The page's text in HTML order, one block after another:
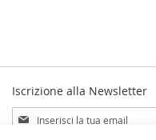
Iscrizione alla Newsletter
Iscriviti
alla